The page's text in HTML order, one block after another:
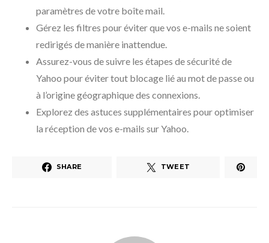
paramètres de votre boîte mail.
Gérez les filtres pour éviter que vos e-mails ne soient
redirigés de manière inattendue.
Assurez-vous de suivre les étapes de sécurité de
Yahoo pour éviter tout blocage lié au mot de passe ou
à l’origine géographique des connexions.
Explorez des astuces supplémentaires pour optimiser
la réception de vos e-mails sur Yahoo.
SHARE TWEET